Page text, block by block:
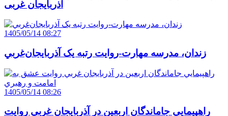
آذربایجان ‌غربی
1405/05/14 08:27
زندان، مدرسه مهارت-روايت رتبه يک آذربايجان‌غربي
1405/05/14 08:26
راهپيمايي جاماندگان اربعين در آذربايجان غربي روايت